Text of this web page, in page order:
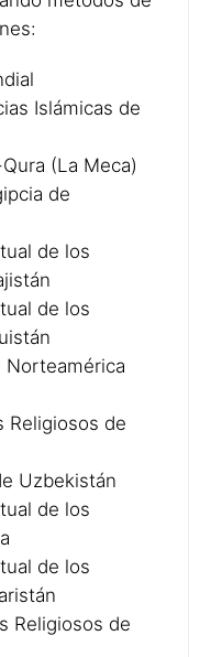
Islámicas de
(La Meca)
de
de los
de los
Norteamérica
Religiosos de
Uzbekistán
de los
de los
Religiosos de